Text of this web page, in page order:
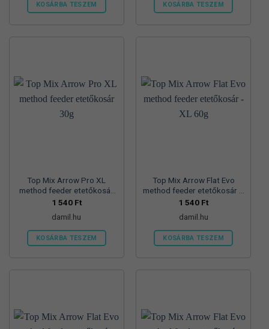
KOSÁRBA TESZEM KOSÁRBA TESZEM
Top Mix Arrow Pro XL
method feeder etetőkosár
30g
1 540 Ft
damil.hu
KOSÁRBA TESZEM
Top Mix Arrow Flat Evo
method feeder etetőkosár –
XL 60g
1 540 Ft
damil.hu
KOSÁRBA TESZEM